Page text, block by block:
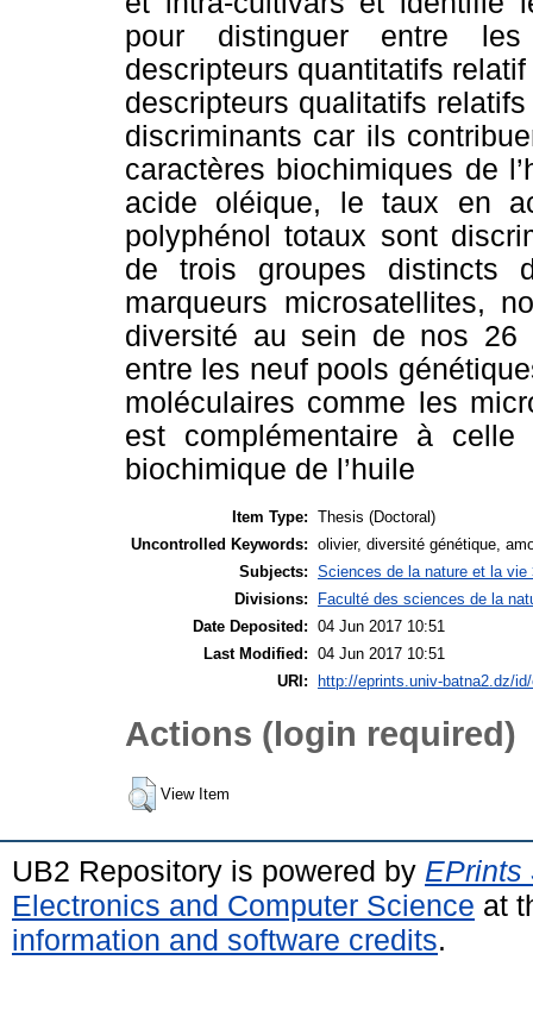
pour distinguer entre
descripteurs quantitatifs
descripteurs qualitatifs
discriminants car ils
caractères biochimiques de
acide oléique, le taux en
polyphénol totaux sont
de trois groupes distincts
marqueurs microsatellites,
diversité au sein de nos 26
entre les neuf pools
moléculaires comme les
est complémentaire à celle
biochimique de l’huile
Item Type: Thesis (Doctoral)
Uncontrolled Keywords: olivier, diversité génétique,
Subjects: Sciences de la nature et la
Divisions:
Faculté des sciences de la
Date Deposited: 04 Jun 2017 10:51
Last Modified: 04 Jun 2017 10:51
URI:
http://eprints.univ-batna2.dz/
Actions (login required)
View Item
UB2 Repository is powered by EPrints
Electronics and Computer Science at
information and software credits.